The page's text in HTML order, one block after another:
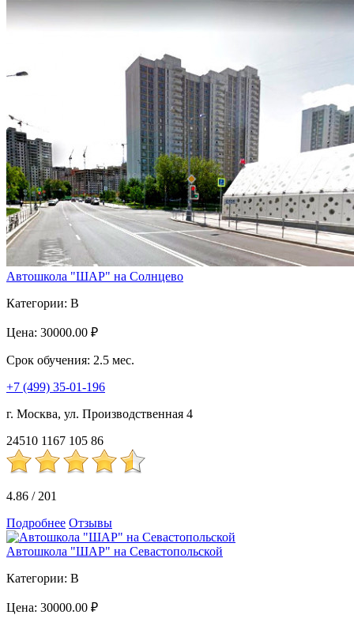
Автошкола "ШАР" на Солнцево
Категории: B
Цена: 30000.00 ₽
Срок обучения: 2.5 мес.
+7 (499) 35-01-196
г. Москва, ул. Производственная 4
24510 1167 105 86
4.86 / 201
Подробнее Отзывы
Автошкола "ШАР" на Севастопольской
Категории: B
Цена: 30000.00 ₽